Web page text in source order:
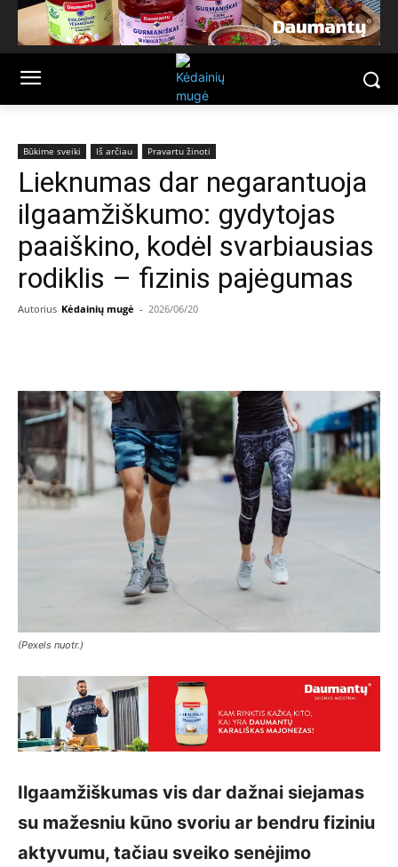
Būkime sveiki Iš arčiau Pravartu žinoti
Lieknumas dar negarantuoja
ilgaamžiškumo: gydytojas
paaiškino, kodėl svarbiausias
rodiklis – fizinis pajėgumas
Autorius Kėdainių mugė - 2026/06/20
(Pexels nuotr.)
Ilgaamžiškumas vis dar dažnai siejamas
su mažesniu kūno svoriu ar bendru fiziniu
aktyvumu, tačiau sveiko senėjimo